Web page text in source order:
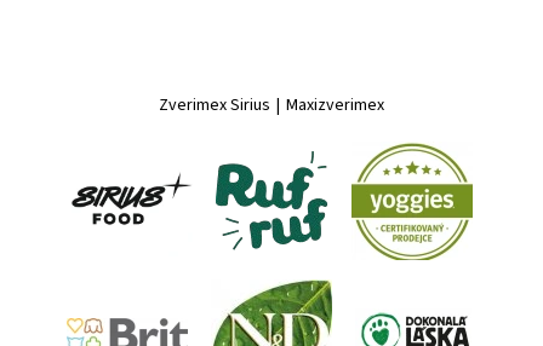
Zverimex Sirius | Maxizverimex